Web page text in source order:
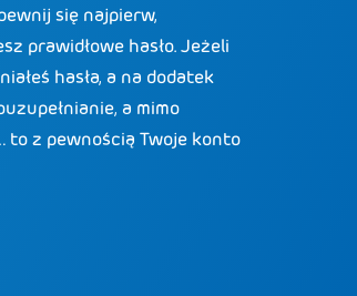
się najpierw,
prawidłowe hasło. Jeżeli
hasła, a na dodatek
a mimo
to z pewnością Twoje konto